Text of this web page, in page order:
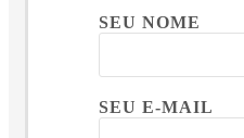
SEU NOME
SEU E-MAIL